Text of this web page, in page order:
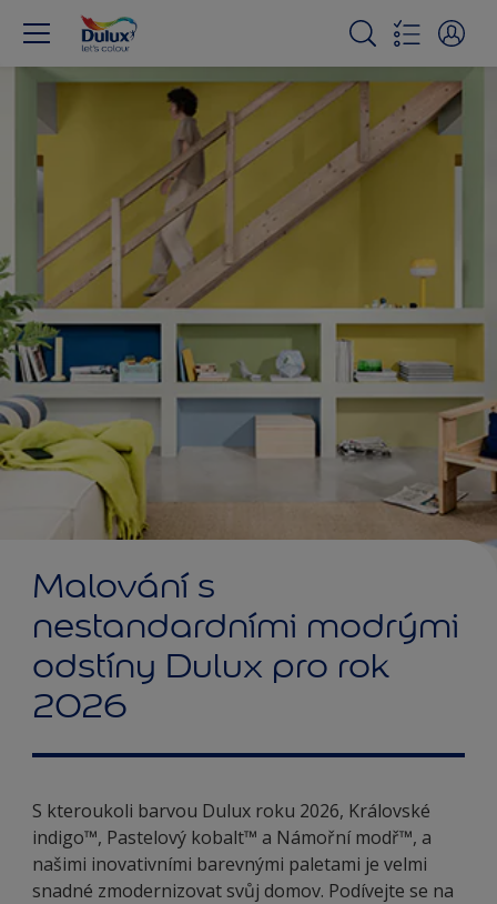
Malování s
nestandardními modrými
odstíny Dulux pro rok
2026
S kteroukoli barvou Dulux roku 2026, Královské
indigo™, Pastelový kobalt™ a Námořní modř™, a
našimi inovativními barevnými paletami je velmi
snadné zmodernizovat svůj domov. Podívejte se na